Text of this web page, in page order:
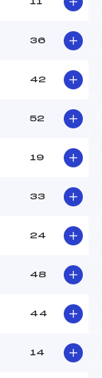
11
36
42
52
19
33
24
48
44
14